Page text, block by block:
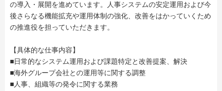
の導入・展開を進めています。人事システムの安定運用および今
後さらなる機能拡充や運用体制の強化、改善をはかっていくため
の推進役を担っていただきます。
【具体的な仕事内容】
■日常的なシステム運用および課題特定と改善提案、解決
■海外グループ会社との運用等に関する調整
■人事、組織等の発令に関する業務